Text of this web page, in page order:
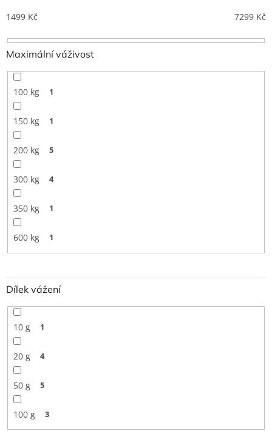
p
o
d
u
1499 Kč 7299 Kč
Maximální váživost
100 kg 1
150 kg 1
200 kg 5
300 kg 4
350 kg 1
600 kg 1
Dílek vážení
10 g 1
20 g 4
50 g 5
100 g 3